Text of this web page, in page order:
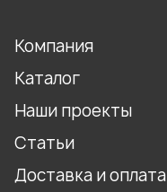
Компания
Каталог
Наши проекты
Статьи
Доставка и оплата